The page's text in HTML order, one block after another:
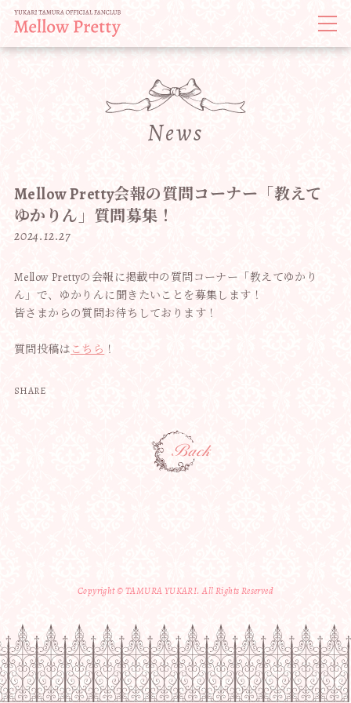
News
Mellow Pretty会報の質問コーナー「教えて
ゆかりん」質問募集！
2024.12.27
Mellow Prettyの会報に掲載中の質問コーナー「教えてゆかり
ん」で、ゆかりんに聞きたいことを募集します！
皆さまからの質問お待ちしております！
質問投稿は こちら ！
SHARE
Copyright © TAMURA YUKARI. All Rights Reserved